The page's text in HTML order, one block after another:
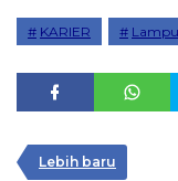
KARIER
Lebih baru